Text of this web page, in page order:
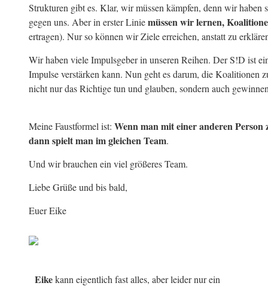
Strukturen gibt es. Klar, wir müssen kämpfen, denn wir haben
gegen uns. Aber in erster Liniemüssen wir lernen,
ertragen). Nur so können wir Ziele erreichen, anstatt zu
Wir haben viele Impulsgeber in unseren Reihen. Der S!D ist
Impulse verstärken kann. Nun geht es darum, die Koalitionen
nicht nur das Richtige tun und glauben, sondern auch
Meine Faustformel ist: Wenn man mit einer anderen
dann spielt man im gleichen Team.
Und wir brauchen ein viel größeres Team.
Liebe Grüße und bis bald,
Euer Eike
Eikekann eigentlich fast alles, aber leider nur ein